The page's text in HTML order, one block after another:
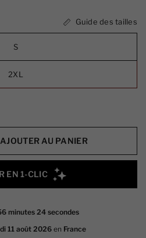
Guide des tailles
S
2XL
AJOUTER AU PANIER